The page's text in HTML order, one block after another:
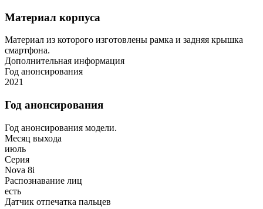
Материал корпуса
Материал из которого изготовлены рамка и задняя крышка
смартфона.
Дополнительная информация
Год анонсирования
2021
Год анонсирования
Год анонсирования модели.
Месяц выхода
июль
Серия
Nova 8i
Распознавание лиц
есть
Датчик отпечатка пальцев